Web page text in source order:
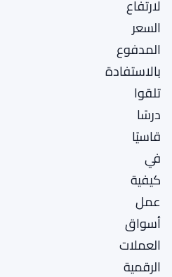
لارتفاع
السعر
المدفوع
بالاستفادة
تلقوا
درسًا
قاسيًا
في
كيفية
عمل
أسواق
العملات
الرقمية